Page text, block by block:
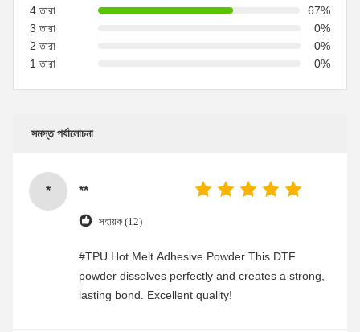
4 তারা
67%
3 তারা
0%
2 তারা
0%
1 তারা
0%
সমস্ত পর্যালোচনা
* **
সহায়ক (12)
#TPU Hot Melt Adhesive Powder This DTF
powder dissolves perfectly and creates a strong,
lasting bond. Excellent quality!